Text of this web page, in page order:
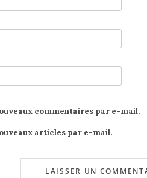
commentaires par e-mail.
articles par e-mail.